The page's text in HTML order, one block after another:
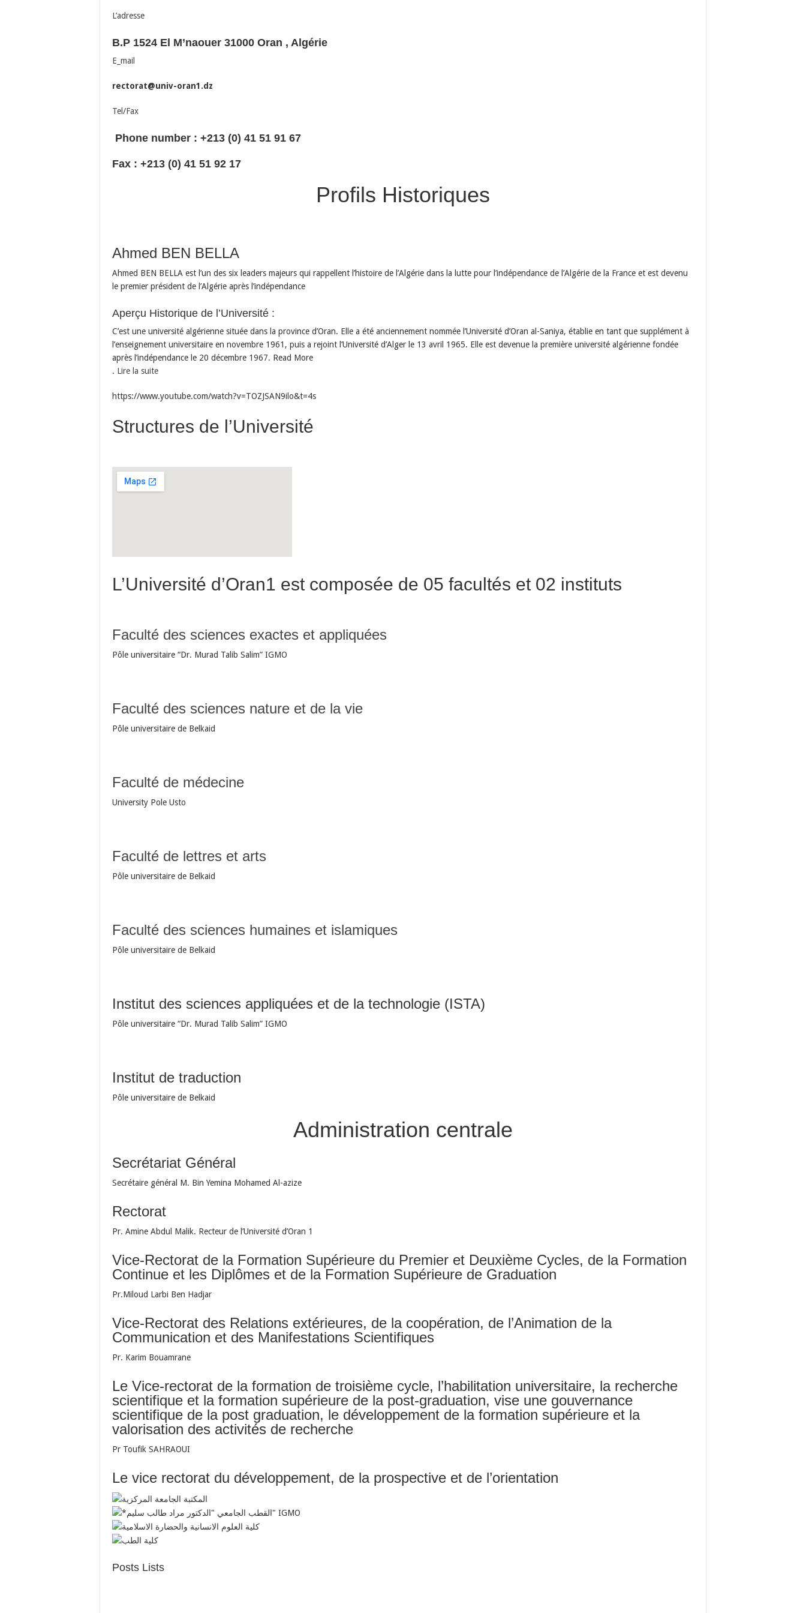
L’adresse
B.P 1524 El M’naouer 31000 Oran , Algérie
E_mail
rectorat@univ-oran1.dz
Tel/Fax
Phone number : +213 (0) 41 51 91 67
Fax : +213 (0) 41 51 92 17
Profils Historiques
Ahmed BEN BELLA
Ahmed BEN BELLA est l’un des six leaders majeurs qui rappellent l’histoire de l’Algérie dans la lutte pour l’indépendance de l’Algérie de la France et est devenu
le premier président de l’Algérie après l’indépendance
Aperçu Historique de l’Université :
C’est une université algérienne située dans la province d’Oran. Elle a été anciennement nommée l’Université d’Oran al-Saniya, établie en tant que supplément à
l’enseignement universitaire en novembre 1961, puis a rejoint l’Université d’Alger le 13 avril 1965. Elle est devenue la première université algérienne fondée
après l’indépendance le 20 décembre 1967. Read More
. Lire la suite
https://www.youtube.com/watch?v=TOZJSAN9ilo&t=4s
Structures de l’Université
L’Université d’Oran1 est composée de 05 facultés et 02 instituts
Faculté des sciences exactes et appliquées
Pôle universitaire “Dr. Murad Talib Salim” IGMO
Faculté des sciences nature et de la vie
Pôle universitaire de Belkaid
Faculté de médecine
University Pole Usto
Faculté de lettres et arts
Pôle universitaire de Belkaid
Faculté des sciences humaines et islamiques
Pôle universitaire de Belkaid
Institut des sciences appliquées et de la technologie (ISTA)
Pôle universitaire “Dr. Murad Talib Salim” IGMO
Institut de traduction
Pôle universitaire de Belkaid
Administration centrale
Secrétariat Général
Secrétaire général M. Bin Yemina Mohamed Al-azize
Rectorat
Pr. Amine Abdul Malik. Recteur de l’Université d’Oran 1
Vice-Rectorat de la Formation Supérieure du Premier et Deuxième Cycles, de la Formation
Continue et les Diplômes et de la Formation Supérieure de Graduation
Pr.Miloud Larbi Ben Hadjar
Vice-Rectorat des Relations extérieures, de la coopération, de l’Animation de la
Communication et des Manifestations Scientifiques
Pr. Karim Bouamrane
Le Vice-rectorat de la formation de troisième cycle, l’habilitation universitaire, la recherche
scientifique et la formation supérieure de la post-graduation, vise une gouvernance
scientifique de la post graduation, le développement de la formation supérieure et la
valorisation des activités de recherche
Pr Toufik SAHRAOUI​
Le vice rectorat du développement, de la prospective et de l’orientation
Posts Lists